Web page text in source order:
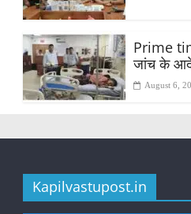
Prime
जांच के
August 6,
Kapilvastupost.in